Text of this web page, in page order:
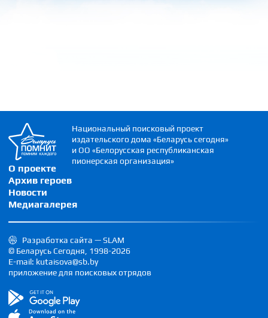
О проекте
Архив героев
Новости
Медиагалерея
Национальный поисковый проект
издательского дома «Беларусь сегодня»
и ОО «Белорусская республиканская
пионерская организация»
Разработка сайта — SLAM
© Беларусь Сегодня, 1998-2026
E-mail: kutaisova@sb.by
приложение для поисковых отрядов